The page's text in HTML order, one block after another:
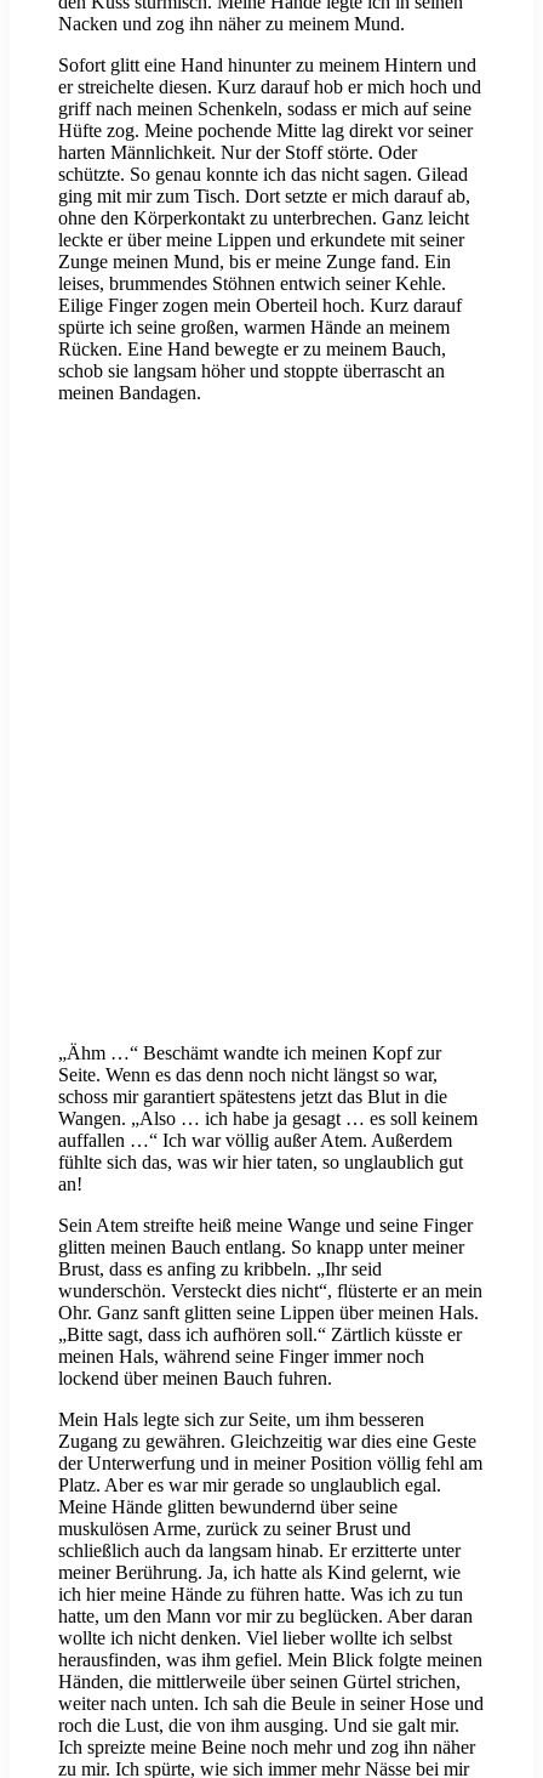
Nacken und zog ihn näher zu meinem Mund.
Sofort glitt eine Hand hinunter zu meinem Hintern und
er streichelte diesen. Kurz darauf hob er mich hoch und
griff nach meinen Schenkeln, sodass er mich auf seine
Hüfte zog. Meine pochende Mitte lag direkt vor seiner
harten Männlichkeit. Nur der Stoff störte. Oder
schützte. So genau konnte ich das nicht sagen. Gilead
ging mit mir zum Tisch. Dort setzte er mich darauf ab,
ohne den Körperkontakt zu unterbrechen. Ganz leicht
leckte er über meine Lippen und erkundete mit seiner
Zunge meinen Mund, bis er meine Zunge fand. Ein
leises, brummendes Stöhnen entwich seiner Kehle.
Eilige Finger zogen mein Oberteil hoch. Kurz darauf
spürte ich seine großen, warmen Hände an meinem
Rücken. Eine Hand bewegte er zu meinem Bauch,
schob sie langsam höher und stoppte überrascht an
meinen Bandagen.
„Ähm …“ Beschämt wandte ich meinen Kopf zur
Seite. Wenn es das denn noch nicht längst so war,
schoss mir garantiert spätestens jetzt das Blut in die
Wangen. „Also … ich habe ja gesagt … es soll keinem
auffallen …“ Ich war völlig außer Atem. Außerdem
fühlte sich das, was wir hier taten, so unglaublich gut
an!
Sein Atem streifte heiß meine Wange und seine Finger
glitten meinen Bauch entlang. So knapp unter meiner
Brust, dass es anfing zu kribbeln. „Ihr seid
wunderschön. Versteckt dies nicht“, flüsterte er an mein
Ohr. Ganz sanft glitten seine Lippen über meinen Hals.
„Bitte sagt, dass ich aufhören soll.“ Zärtlich küsste er
meinen Hals, während seine Finger immer noch
lockend über meinen Bauch fuhren.
Mein Hals legte sich zur Seite, um ihm besseren
Zugang zu gewähren. Gleichzeitig war dies eine Geste
der Unterwerfung und in meiner Position völlig fehl am
Platz. Aber es war mir gerade so unglaublich egal.
Meine Hände glitten bewundernd über seine
muskulösen Arme, zurück zu seiner Brust und
schließlich auch da langsam hinab. Er erzitterte unter
meiner Berührung. Ja, ich hatte als Kind gelernt, wie
ich hier meine Hände zu führen hatte. Was ich zu tun
hatte, um den Mann vor mir zu beglücken. Aber daran
wollte ich nicht denken. Viel lieber wollte ich selbst
herausfinden, was ihm gefiel. Mein Blick folgte meinen
Händen, die mittlerweile über seinen Gürtel strichen,
weiter nach unten. Ich sah die Beule in seiner Hose und
roch die Lust, die von ihm ausging. Und sie galt mir.
Ich spreizte meine Beine noch mehr und zog ihn näher
zu mir. Ich spürte, wie sich immer mehr Nässe bei mir